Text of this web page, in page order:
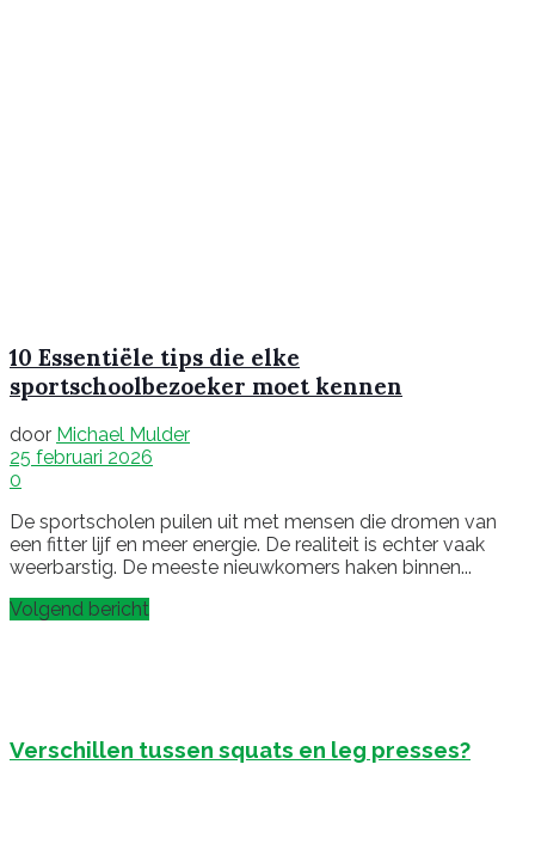
10 Essentiële tips die elke
sportschoolbezoeker moet kennen
door Michael Mulder
25 februari 2026
0
De sportscholen puilen uit met mensen die dromen van
een fitter lijf en meer energie. De realiteit is echter vaak
weerbarstig. De meeste nieuwkomers haken binnen...
Volgend bericht
Verschillen tussen squats en leg presses?